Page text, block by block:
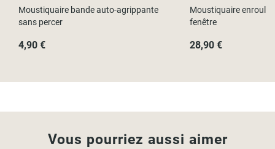
Moustiquaire bande auto-agrippante
sans percer
4,90 €
Moustiquaire
fenêtre
28,90 €
Vous pourriez aussi aimer